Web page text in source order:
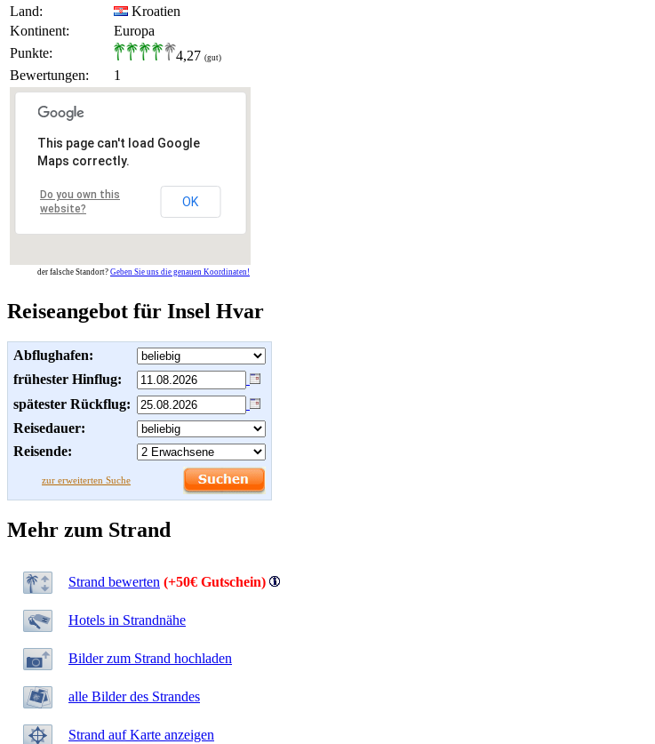
Land:
Kroatien
Kontinent:
Europa
Punkte:
4,27 (gut)
Bewertungen: 1
This page can't load Google
Maps correctly.
Do you own this
website?
OK
der falsche Standort? Geben Sie uns die genauen Koordinaten!
Reiseangebot für Insel Hvar
Abflughafen:
frühester Hinflug:
spätester Rückflug:
Reisedauer:
Reisende:
zur erweiterten Suche
Mehr zum Strand
Strand bewerten (+50€ Gutschein)
Hotels in Strandnähe
Bilder zum Strand hochladen
alle Bilder des Strandes
Strand auf Karte anzeigen